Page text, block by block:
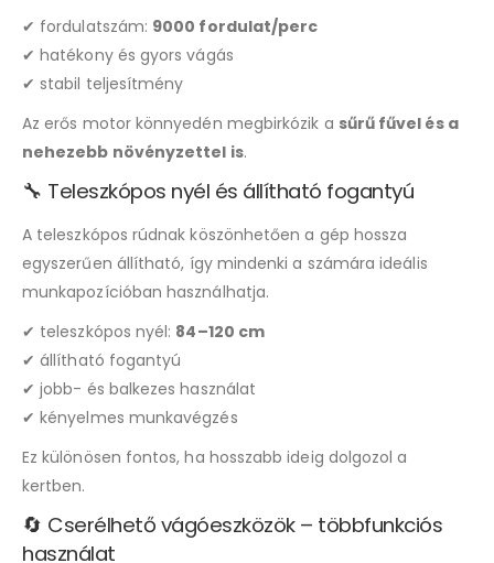
✔ fordulatszám: 9000 fordulat/perc
✔ hatékony és gyors vágás
✔ stabil teljesítmény
Az erős motor könnyedén megbirkózik a sűrű fűvel és a
nehezebb növényzettel is.
🔧 Teleszkópos nyél és állítható fogantyú
A teleszkópos rúdnak köszönhetően a gép hossza
egyszerűen állítható, így mindenki a számára ideális
munkapozícióban használhatja.
✔ teleszkópos nyél: 84–120 cm
✔ állítható fogantyú
✔ jobb- és balkezes használat
✔ kényelmes munkavégzés
Ez különösen fontos, ha hosszabb ideig dolgozol a
kertben.
🔄 Cserélhető vágóeszközök – többfunkciós
használat